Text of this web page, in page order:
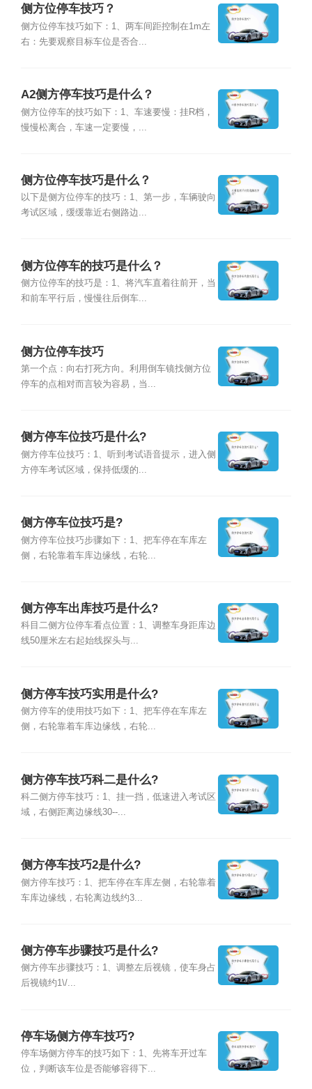
侧方位停车技巧？
侧方位停车技巧如下：1、两车间距控制在1m左
右：先要观察目标车位是否合...
A2侧方停车技巧是什么？
侧方位停车的技巧如下：1、车速要慢：挂R档，
慢慢松离合，车速一定要慢，...
侧方位停车技巧是什么？
以下是侧方位停车的技巧：1、第一步，车辆驶向
考试区域，缓缓靠近右侧路边...
侧方位停车的技巧是什么？
侧方位停车的技巧是：1、将汽车直着往前开，当
和前车平行后，慢慢往后倒车...
侧方位停车技巧
第一个点：向右打死方向。利用倒车镜找侧方位
停车的点相对而言较为容易，当...
侧方停车位技巧是什么?
侧方停车位技巧：1、听到考试语音提示，进入侧
方停车考试区域，保持低缓的...
侧方停车位技巧是?
侧方停车位技巧步骤如下：1、把车停在车库左
侧，右轮靠着车库边缘线，右轮...
侧方停车出库技巧是什么?
科目二侧方位停车看点位置：1、调整车身距库边
线50厘米左右起始线探头与...
侧方停车技巧实用是什么?
侧方停车的使用技巧如下：1、把车停在车库左
侧，右轮靠着车库边缘线，右轮...
侧方停车技巧科二是什么?
科二侧方停车技巧：1、挂一挡，低速进入考试区
域，右侧距离边缘线30--...
侧方停车技巧2是什么?
侧方停车技巧：1、把车停在车库左侧，右轮靠着
车库边缘线，右轮离边线约3...
侧方停车步骤技巧是什么?
侧方停车步骤技巧：1、调整左后视镜，使车身占
后视镜约1\/...
停车场侧方停车技巧?
停车场侧方停车的技巧如下：1、先将车开过车
位，判断该车位是否能够容得下...